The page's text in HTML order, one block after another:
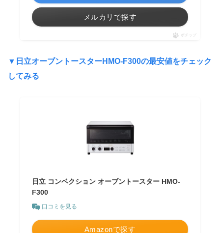
メルカリで探す
ポチップ
▼ 日立オーブントースターHMO-F300の最安値をチェック
してみる
日立 コンベクション オーブントースター HMO-
F300
口コミを見る
Amazonで探す